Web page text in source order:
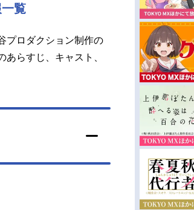
覧
プロダクション制作の
あらすじ、キャスト、